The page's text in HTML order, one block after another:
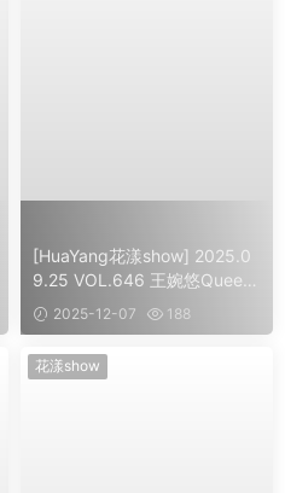
[HuaYang花漾show] 2025.0
9.25 VOL.646 王婉悠Queen
[62]2025-12-07 188
花漾show